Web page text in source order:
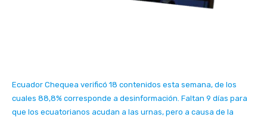
Ecuador Chequea verificó 18 contenidos esta semana, de los
cuales 88,8% corresponde a desinformación. Faltan 9 días para
que los ecuatorianos acudan a las urnas, pero a causa de la